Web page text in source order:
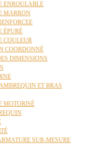
ENROULABLE
MARRON
ÉPURÉ
COULEUR
COORDONNÉ
DIMENSIONS
ET BRAS
MOTORISÉ
SUR-MESURE